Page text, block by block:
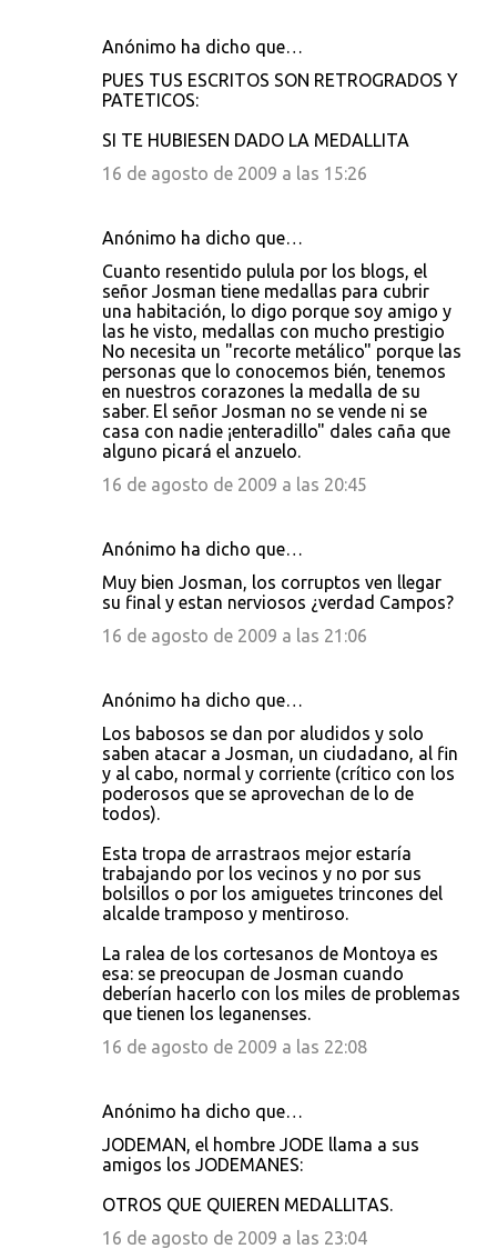
Anónimo ha dicho que…
PUES TUS ESCRITOS SON RETROGRADOS Y
PATETICOS:
SI TE HUBIESEN DADO LA MEDALLITA
16 de agosto de 2009 a las 15:26
Anónimo ha dicho que…
Cuanto resentido pulula por los blogs, el
señor Josman tiene medallas para cubrir
una habitación, lo digo porque soy amigo y
las he visto, medallas con mucho prestigio
No necesita un "recorte metálico" porque las
personas que lo conocemos bién, tenemos
en nuestros corazones la medalla de su
saber. El señor Josman no se vende ni se
casa con nadie ¡enteradillo" dales caña que
alguno picará el anzuelo.
16 de agosto de 2009 a las 20:45
Anónimo ha dicho que…
Muy bien Josman, los corruptos ven llegar
su final y estan nerviosos ¿verdad Campos?
16 de agosto de 2009 a las 21:06
Anónimo ha dicho que…
Los babosos se dan por aludidos y solo
saben atacar a Josman, un ciudadano, al fin
y al cabo, normal y corriente (crítico con los
poderosos que se aprovechan de lo de
todos).
Esta tropa de arrastraos mejor estaría
trabajando por los vecinos y no por sus
bolsillos o por los amiguetes trincones del
alcalde tramposo y mentiroso.
La ralea de los cortesanos de Montoya es
esa: se preocupan de Josman cuando
deberían hacerlo con los miles de problemas
que tienen los leganenses.
16 de agosto de 2009 a las 22:08
Anónimo ha dicho que…
JODEMAN, el hombre JODE llama a sus
amigos los JODEMANES:
OTROS QUE QUIEREN MEDALLITAS.
16 de agosto de 2009 a las 23:04